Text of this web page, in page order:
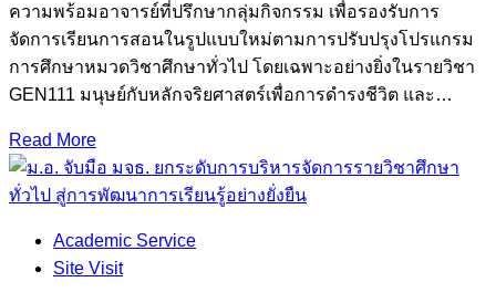
ความพร้อมอาจารย์ที่ปรึกษากลุ่มกิจกรรม เพื่อรองรับการ
จัดการเรียนการสอนในรูปแบบใหม่ตามการปรับปรุงโปรแกรม
การศึกษาหมวดวิชาศึกษาทั่วไป โดยเฉพาะอย่างยิ่งในรายวิชา
GEN111 มนุษย์กับหลักจริยศาสตร์เพื่อการดำรงชีวิต และ…
Read More
Academic Service
Site Visit